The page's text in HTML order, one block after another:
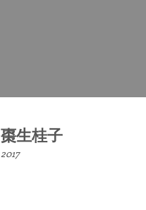
棗生桂子
​2017